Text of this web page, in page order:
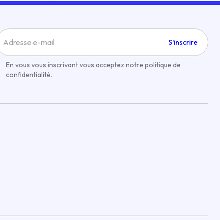
S'inscrire
En vous vous inscrivant vous acceptez notre politique de
confidentialité.